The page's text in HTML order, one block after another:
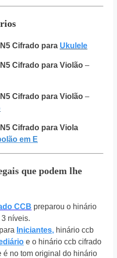
Cifrado para Ukulele
Cifrado para Violão –
Cifrado para Violão –
Cifrado para Viola
em E
que podem lhe
CCB preparou o hinário
níveis.
Iniciantes, hinário ccb
e o hinário ccb cifrado
é no tom original do hinário